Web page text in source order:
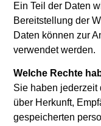
Ein Teil der Daten
Bereitstellung der
Daten können zur
verwendet werden.
Welche Rechte
Sie haben jederzeit
über Herkunft,
gespeicherten